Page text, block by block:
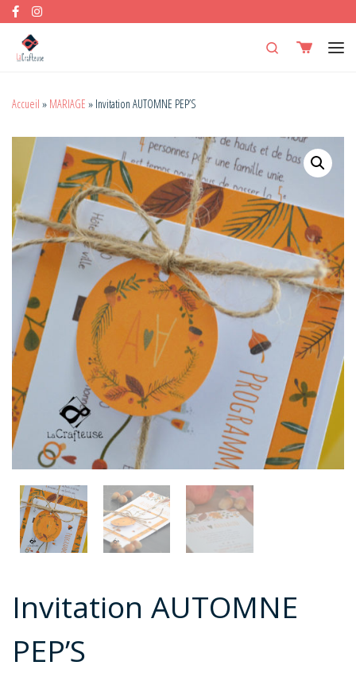
Skip to content
Search
Accueil » MARIAGE » Invitation AUTOMNE PEP’S
Invitation AUTOMNE
PEP’S